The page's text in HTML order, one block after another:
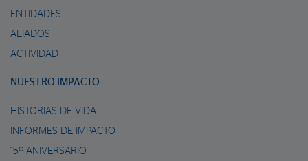
ENTIDADES
ALIADOS
ACTIVIDAD
NUESTRO IMPACTO
HISTORIAS DE VIDA
INFORMES DE IMPACTO
15º ANIVERSARIO